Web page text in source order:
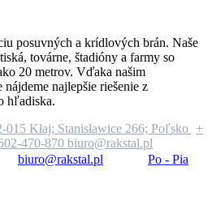
posuvných a krídlových brán. Naše
továrne, štadióny a farmy so
20 metrov. Vďaka našim
nájdeme najlepšie riešenie z
hľadiska.
015 Kłaj; Stanisławice 266; Poľsko +
470-870 biuro@rakstal.pl
biuro@rakstal.pl
Po - Pia